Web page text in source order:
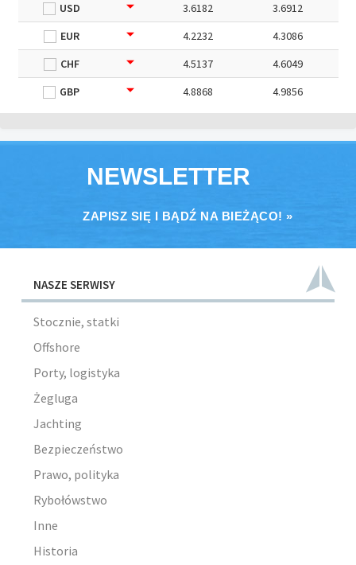
USD
3.6182
3.6912
EUR
4.2232
4.3086
CHF
4.5137
4.6049
GBP
4.8868 4.9856
NEWSLETTER
ZAPISZ SIĘ I BĄDŹ NA BIEŻĄCO! »
NASZE SERWISY
Stocznie, statki
Offshore
Porty, logistyka
Żegluga
Jachting
Bezpieczeństwo
Prawo, polityka
Rybołówstwo
Inne
Historia